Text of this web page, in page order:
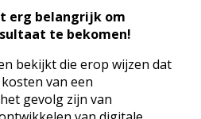
erg belangrijk om
te bekomen!
bekijkt die erop wijzen dat
van een
gevolg zijn van